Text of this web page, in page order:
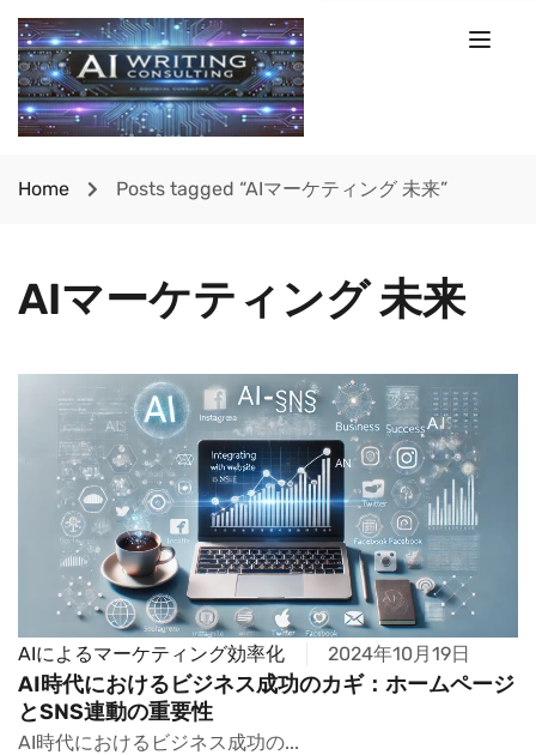
Home Posts tagged “AIマーケティング 未来”
AIマーケティング 未来
AIによるマーケティング効率化 2024年10月19日
AI時代におけるビジネス成功のカギ：ホームページ
とSNS連動の重要性
AI時代におけるビジネス成功の...